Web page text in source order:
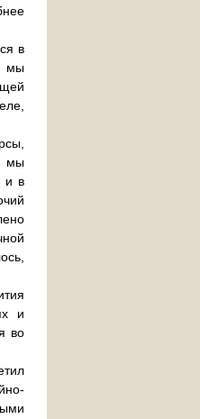
в
мы
мы
и в
и
во